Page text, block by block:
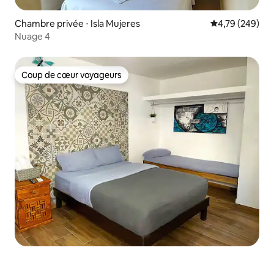
Chambre privée ⋅ Isla Mujeres Évaluation
4,79 (249)
Nuage 4
Coup de cœur voyageurs
Coup de cœur voyageurs